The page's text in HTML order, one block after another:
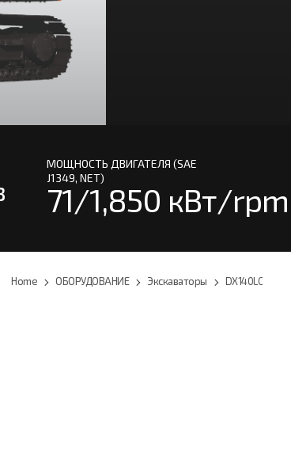
МОЩНОСТЬ ДВИГАТЕЛЯ (SAE
J1349, NET)
71/1,850 кВт/rpm
Home ОБОРУДОВАНИЕ Экскаваторы DX140LC